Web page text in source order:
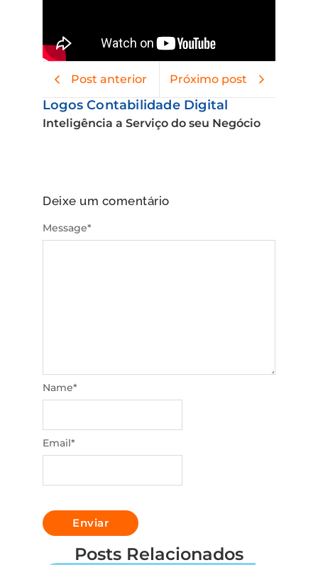
Post anterior Próximo post
Logos Contabilidade Digital
Inteligência a Serviço do seu Negócio
Deixe um comentário
Message*
Name*
Email*
Posts Relacionados